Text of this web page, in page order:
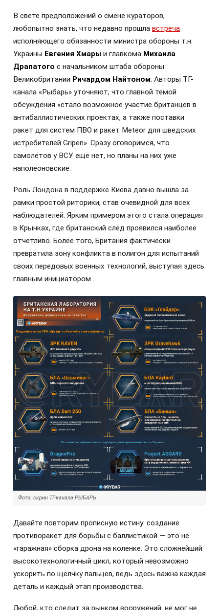
В свете предположений о смене кураторов,
любопытно знать, что недавно прошла встреча
исполняющего обязанности министра обороны т.н.
Украины Евгения Хмары и главкома Михаила
Драпатого с начальником штаба обороны
Великобритании Ричардом Найтоном. Авторы ТГ-
канала «Рыбарь» уточняют, что главной темой
обсуждения «стало возможное участие британцев в
антибаллистических проектах, а также поставки
ракет для систем ПВО и ракет Meteor для шведских
истребителей Gripen». Сразу оговоримся, что
самолётов у ВСУ ещё нет, но планы на них уже
наполеоновские.
Роль Лондона в поддержке Киева давно вышла за
рамки простой риторики, став очевидной для всех
наблюдателей. Ярким примером этого стала операция
в Крынках, где британский след проявился наиболее
отчетливо. Более того, Британия фактически
превратила зону конфликта в полигон для испытаний
своих передовых военных технологий, выступая здесь
главным инициатором.
Фото: скрин ТГ-канала РЫБАРЬ
Давайте повторим прописную истину: создание
противоракет для борьбы с баллистикой — это не
«гаражная» сборка дрона на коленке. Это сложнейший
высокотехнологичный цикл, который невозможно
ускорить по щелчку пальцев, ведь здесь важна каждая
деталь и каждый этап производства.
Любой, кто следит за рынком вооружений, не мог не